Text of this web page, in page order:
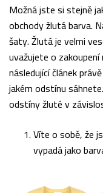
Možná jste si stejně
obchody žlutá barva.
šaty. Žlutá je velmi
uvažujete o
následující článek
jakém odstínu
odstíny žluté v
Víte o sobě, že
vypadá jako